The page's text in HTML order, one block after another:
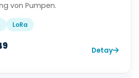
von Pumpen.
LoRa
Detay